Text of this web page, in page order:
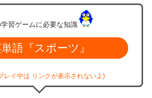
学習ゲームに必要な知識
語『スポーツ』
レイ中は リンクが表示されないよ)